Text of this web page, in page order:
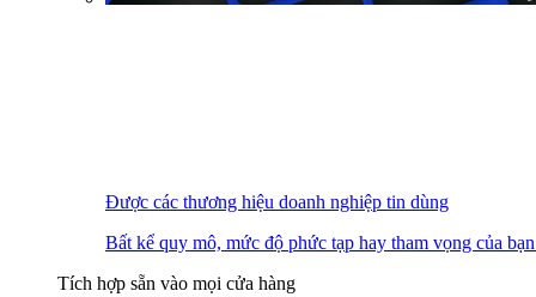
Được các thương hiệu doanh nghiệp tin dùng
Bất kể quy mô, mức độ phức tạp hay tham vọng của
Tích hợp sẵn vào mọi cửa hàng